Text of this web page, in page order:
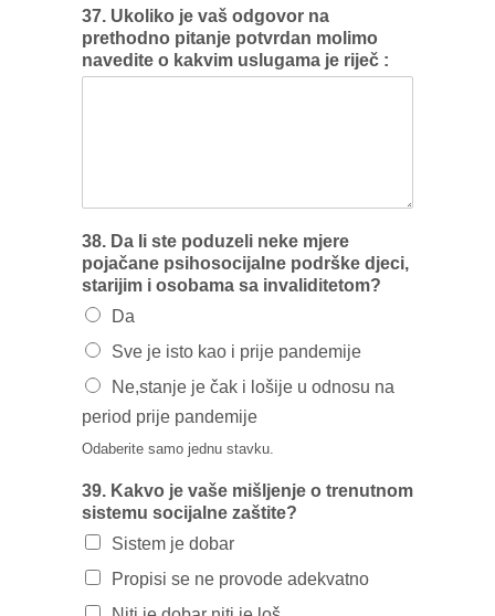
37. Ukoliko je vaš odgovor na
prethodno pitanje potvrdan molimo
navedite o kakvim uslugama je riječ :
38. Da Ii ste poduzeli neke mjere
pojačane psihosocijalne podrške djeci,
starijim i osobama sa invaliditetom?
Da
Sve je isto kao i prije pandemije
Ne,stanje je čak i lošije u odnosu na
period prije pandemije
Odaberite samo jednu stavku.
39. Kakvo je vaše mišljenje o trenutnom
sistemu socijalne zaštite?
Sistem je dobar
Propisi se ne provode adekvatno